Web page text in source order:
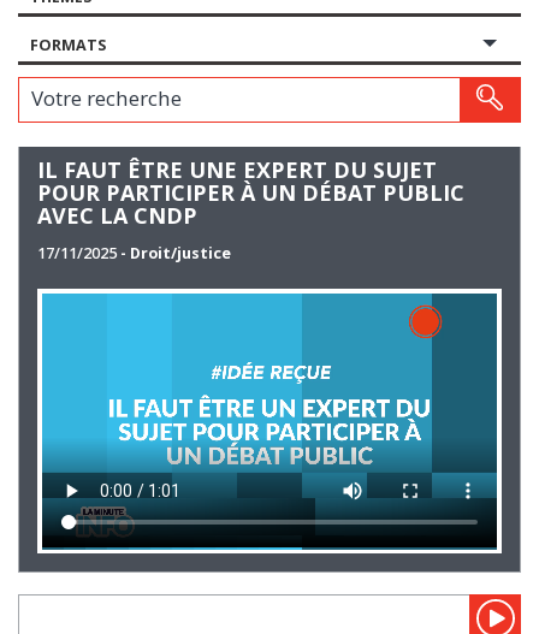
FORMATS
Votre recherche
IL FAUT ÊTRE UNE EXPERT DU SUJET
POUR PARTICIPER À UN DÉBAT PUBLIC
AVEC LA CNDP
17/11/2025 - Droit/justice